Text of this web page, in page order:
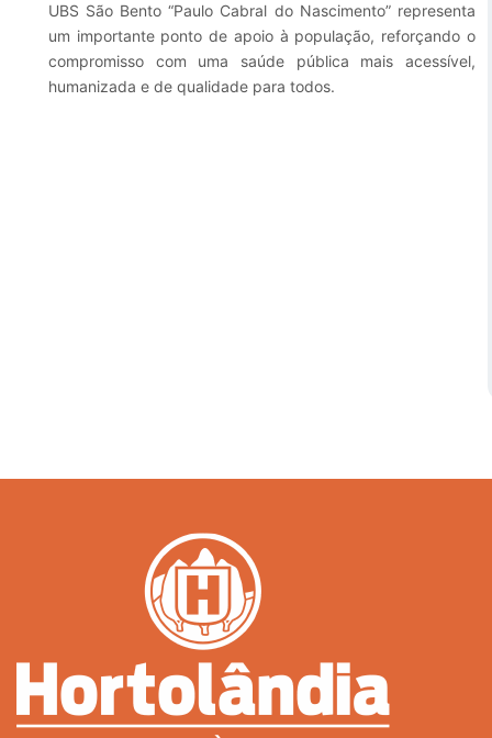
Meio Ambiente, Desenvolvimento Sustentável e Assuntos
Climáticos
UBS São Bento “Paulo Cabral do Nascimento” representa
um importante ponto de apoio à população, reforçando o
compromisso com uma saúde pública mais acessível,
humanizada e de qualidade para todos.